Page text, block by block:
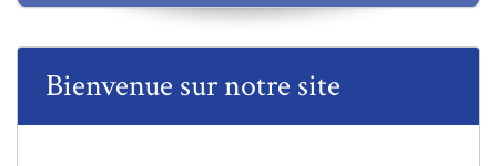
Bienvenue sur notre site